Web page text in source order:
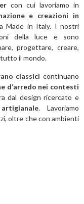
con cui lavoriamo in
e creazioni in
Made in Italy. I nostri
della luce e sono
progettare, creare,
il mondo.
classici continuano
d’arredo nei contesti
dal design ricercato e
. Lavoriamo
oltre che con ambienti